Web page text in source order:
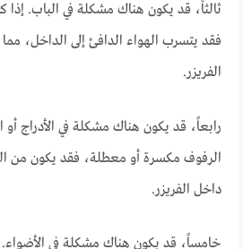
ثالثاً، قد يكون هناك مشكلة في الباب. إذا
فقد يتسرب الهواء الدافئ إلى الداخل،
الفريزر.
رابعاً، قد يكون هناك مشكلة في الأدراج أو
الرفوف مكسرة أو معطلة، فقد يكون من
داخل الفريزر.
خامساً، قد يكون هناك مشكلة في الأضواء.